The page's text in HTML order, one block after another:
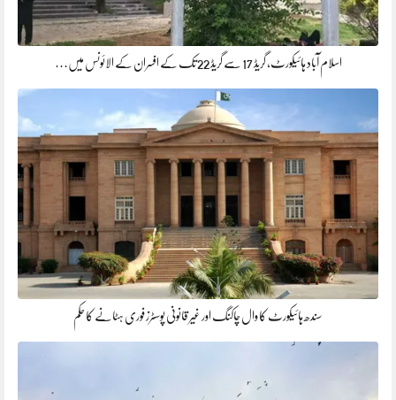
اسلام آباد ہائیکورٹ، گریڈ 17 سے گریڈ 22 تک کے افسران کے الائونس میں…
سندھ ہائیکورٹ کا وال چاکنگ اور غیر قانونی پوسٹرز فوری ہٹانے کا حکم